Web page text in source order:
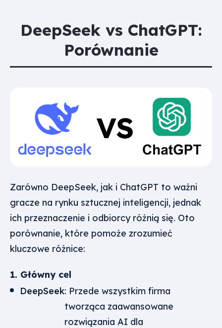
DeepSeek vs ChatGPT:
Porównanie
Zarówno DeepSeek, jak i ChatGPT to ważni
gracze na rynku sztucznej inteligencji, jednak
ich przeznaczenie i odbiorcy różnią się. Oto
porównanie, które pomoże zrozumieć
kluczowe różnice:
1. Główny cel
DeepSeek: Przede wszystkim firma
tworząca zaawansowane
rozwiązania AI dla